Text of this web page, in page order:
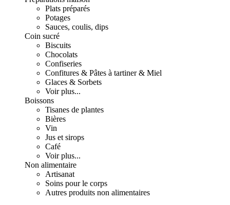
Plats préparés
Potages
Sauces, coulis, dips
Coin sucré
Biscuits
Chocolats
Confiseries
Confitures & Pâtes à tartiner & Miel
Glaces & Sorbets
Voir plus...
Boissons
Tisanes de plantes
Bières
Vin
Jus et sirops
Café
Voir plus...
Non alimentaire
Artisanat
Soins pour le corps
Autres produits non alimentaires